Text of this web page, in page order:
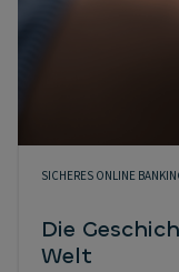
SICHERES ONLINE
Die
Welt